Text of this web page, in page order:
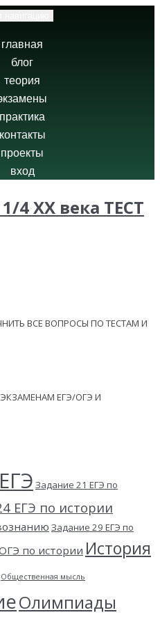
главная
блог
теория
практика
контакты
проекты
вход
4 XX века ТЕСТ
ВСЕ ВОПРОСЫ ПО ТЕСТАМ И
ЕГЭ/ОГЭ И
ЕГЭ Задание 21 ЕГЭ по
ЕГЭ по истории
Задание 29 ЕГЭ по
по истории История
Общественная мысль
Олимпиады